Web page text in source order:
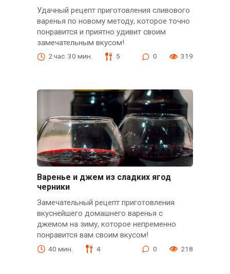
Удачный рецепт приготовления сливового
варенья по новому методу, которое точно
понравится и приятно удивит своим
замечательным вкусом!
2 час. 30 мин. 5 0 319
Варенье и джем из сладких ягод
черники
Замечательный рецепт приготовления
вкуснейшего домашнего варенья с
джемом на зиму, которое непременно
понравится вам своим вкусом!
40 мин. 4 0 218